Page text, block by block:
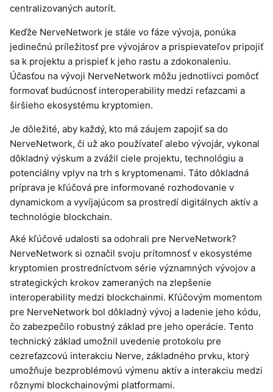
centralizovaných autorít.
Keďže NerveNetwork je stále vo fáze vývoja, ponúka
jedinečnú príležitosť pre vývojárov a prispievateľov pripojiť
sa k projektu a prispieť k jeho rastu a zdokonaleniu.
Účasťou na vývoji NerveNetwork môžu jednotlivci pomôcť
formovať budúcnosť interoperability medzi reťazcami a
širšieho ekosystému kryptomien.
Je dôležité, aby každý, kto má záujem zapojiť sa do
NerveNetwork, či už ako používateľ alebo vývojár, vykonal
dôkladný výskum a zvážil ciele projektu, technológiu a
potenciálny vplyv na trh s kryptomenami. Táto dôkladná
príprava je kľúčová pre informované rozhodovanie v
dynamickom a vyvíjajúcom sa prostredí digitálnych aktív a
technológie blockchain.
Aké kľúčové udalosti sa odohrali pre NerveNetwork?
NerveNetwork si označil svoju prítomnosť v ekosystéme
kryptomien prostredníctvom série významných vývojov a
strategických krokov zameraných na zlepšenie
interoperability medzi blockchainmi. Kľúčovým momentom
pre NerveNetwork bol dôkladný vývoj a ladenie jeho kódu,
čo zabezpečilo robustný základ pre jeho operácie. Tento
technický základ umožnil uvedenie protokolu pre
cezreťazcovú interakciu Nerve, základného prvku, ktorý
umožňuje bezproblémovú výmenu aktív a interakciu medzi
rôznymi blockchainovými platformami.